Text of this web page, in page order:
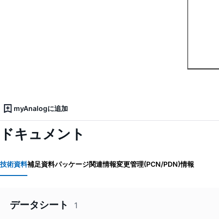
myAnalogに追加
ドキュメント
技術資料補足資料パッケージ関連情報変更管理(PCN/PDN)情報
データシート 1